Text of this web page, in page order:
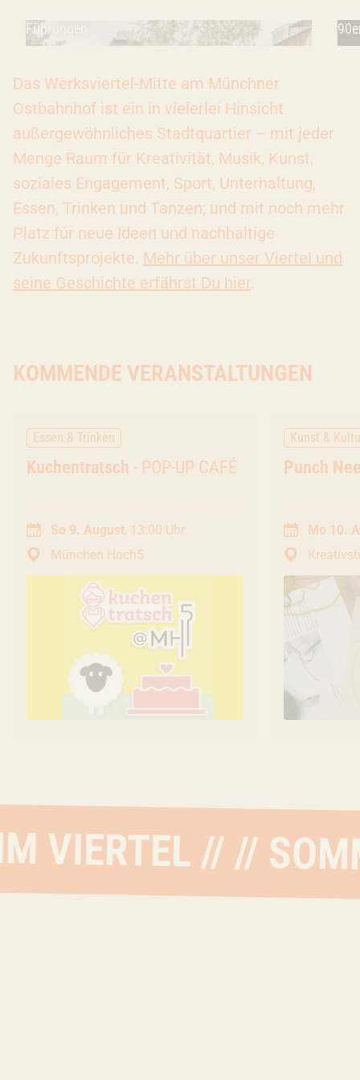
Führungen
KOMM MIT.
Das Werksviertel-Mitte am Münchner
Ostbahnhof ist ein in vielerlei Hinsicht
außergewöhnliches Stadtquartier – mit jeder
Menge Raum für Kreativität, Musik, Kunst,
soziales Engagement, Sport, Unterhaltung,
Essen, Trinken und Tanzen; und mit noch mehr
Platz für neue Ideen und nachhaltige
Zukunftsprojekte. Mehr über unser Viertel und
seine Geschichte erfährst Du hier.
KOMMENDE VERANSTALTUNGEN
Essen & Trinken
Veranstaltung
Kuchentratsch - POP-UP CAFÉ
So 9. August, 13:00 Uhr
München Hoch5
Kunst &
Punch
Mo 10.
// //